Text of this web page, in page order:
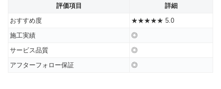
評価項目
詳細
おすすめ度
★★★★★ 5.0
施工実績
◎
サービス品質
◎
アフターフォロー保証
◎